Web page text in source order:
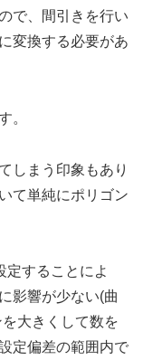
で、間引きを行い
変換する必要があ
。
しまう印象もあり
て単純にポリゴン
定することによ
影響が少ない(曲
大きくして数を
定偏差の範囲内で